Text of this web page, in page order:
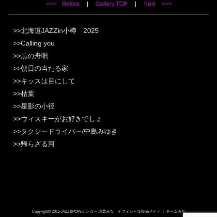
<<< Before | Gallery TOP| Next >>>
北海道JAZZin小樽 2025
Calling you
黒の舟唄
朝日の当たる家
キッスは目にして
枯葉
星影の小径
ウィスキーがお好きでしょ
タクシードライバー/中島みゆき
帰らざる河
Copyright© 2015 JAZZ&POPsシンガー 涼北みな オフィシャルWebサイト ｜ チームみな